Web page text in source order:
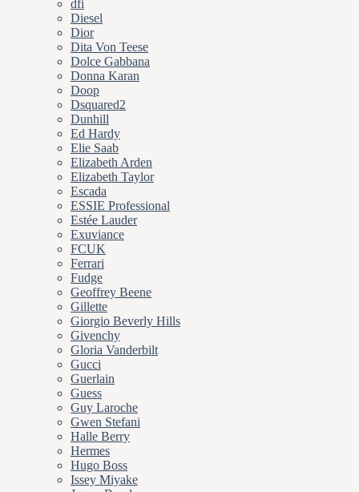
dfi
Diesel
Dior
Dita Von Teese
Dolce Gabbana
Donna Karan
Doop
Dsquared2
Dunhill
Ed Hardy
Elie Saab
Elizabeth Arden
Elizabeth Taylor
Escada
ESSIE Professional
Estée Lauder
Exuviance
FCUK
Ferrari
Fudge
Geoffrey Beene
Gillette
Giorgio Beverly Hills
Givenchy
Gloria Vanderbilt
Gucci
Guerlain
Guess
Guy Laroche
Gwen Stefani
Halle Berry
Hermes
Hugo Boss
Issey Miyake